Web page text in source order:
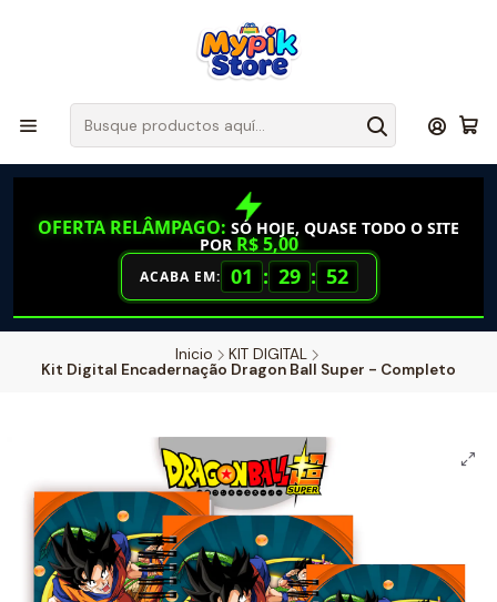
OFERTA RELÂMPAGO: SÓ HOJE, QUASE TODO O SITE
PORR$ 5,00
ACABA EM: 01 : 29 : 52
Inicio
KIT DIGITAL
Kit Digital Encadernação Dragon Ball Super - Completo